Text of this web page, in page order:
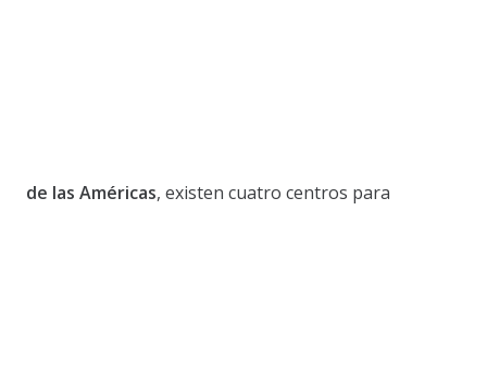
de las Américas, existen cuatro centros para